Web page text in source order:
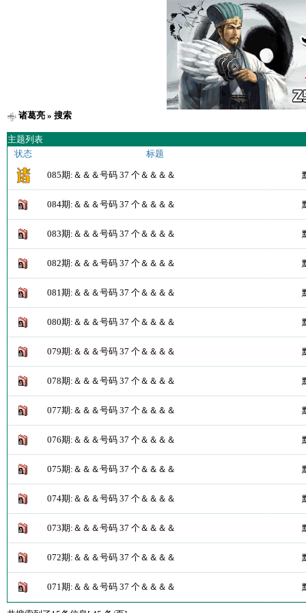
诸葛亮» 搜索
主题列表
状态
标题
085期:＆＆＆号码 37 个＆＆＆＆
084期:＆＆＆号码 37 个＆＆＆＆
083期:＆＆＆号码 37 个＆＆＆＆
082期:＆＆＆号码 37 个＆＆＆＆
081期:＆＆＆号码 37 个＆＆＆＆
080期:＆＆＆号码 37 个＆＆＆＆
079期:＆＆＆号码 37 个＆＆＆＆
078期:＆＆＆号码 37 个＆＆＆＆
077期:＆＆＆号码 37 个＆＆＆＆
076期:＆＆＆号码 37 个＆＆＆＆
075期:＆＆＆号码 37 个＆＆＆＆
074期:＆＆＆号码 37 个＆＆＆＆
073期:＆＆＆号码 37 个＆＆＆＆
072期:＆＆＆号码 37 个＆＆＆＆
071期:＆＆＆号码 37 个＆＆＆＆